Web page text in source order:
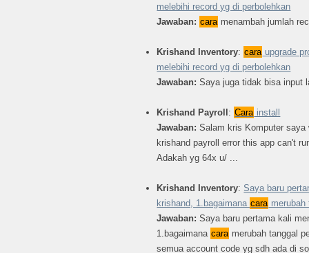
melebihi record yg di perbolehkan
Jawaban: cara menambah jumlah
Krishand Inventory: cara upgrade
melebihi record yg di perbolehkan
Jawaban:Saya juga tidak bisa input
Krishand Payroll: Cara install
Jawaban:Salam kris Komputer
krishand payroll error this app can't
Adakah yg 64x u/ ...
Krishand Inventory:Saya baru
krishand, 1.bagaimana cara
Jawaban:Saya baru pertama kali
1.bagaimana cara merubah tanggal
semua account code yg sdh ada di